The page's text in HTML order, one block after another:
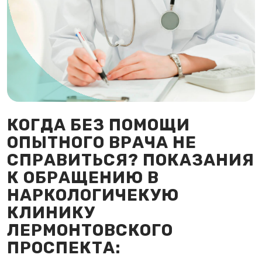
КОГДА БЕЗ ПОМОЩИ
ОПЫТНОГО ВРАЧА НЕ
СПРАВИТЬСЯ? ПОКАЗАНИЯ
К ОБРАЩЕНИЮ В
НАРКОЛОГИЧЕКУЮ
КЛИНИКУ
ЛЕРМОНТОВСКОГО
ПРОСПЕКТА: